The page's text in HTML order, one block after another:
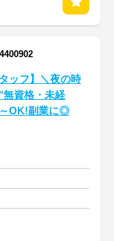
ッフ】＼夜の時
無資格・未経
OK!副業に◎